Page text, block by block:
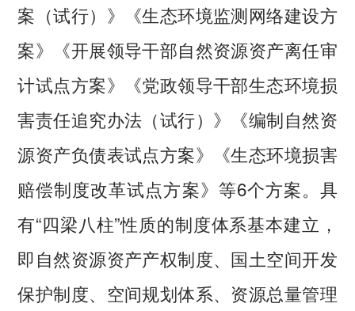
案（试行）》《生态环境监测网络建设方
案》《开展领导干部自然资源资产离任审
计试点方案》《党政领导干部生态环境损
害责任追究办法（试行）》《编制自然资
源资产负债表试点方案》《生态环境损害
赔偿制度改革试点方案》等6个方案。具
有“四梁八柱”性质的制度体系基本建立，
即自然资源资产产权制度、国土空间开发
保护制度、空间规划体系、资源总量管理